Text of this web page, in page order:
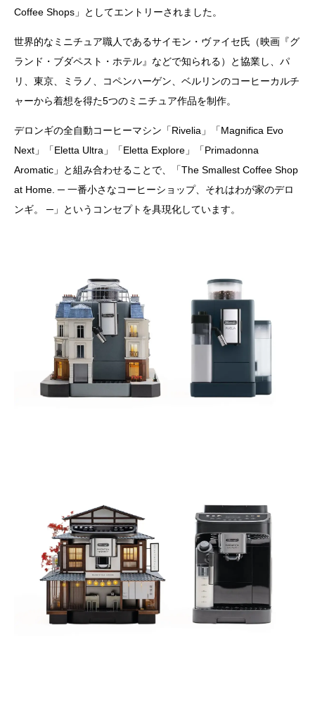
Coffee Shops」としてエントリーされました。
世界的なミニチュア職人であるサイモン・ヴァイセ氏（映画『グ
ランド・ブダペスト・ホテル』などで知られる）と協業し、パ
リ、東京、ミラノ、コペンハーゲン、ベルリンのコーヒーカルチ
ャーから着想を得た5つのミニチュア作品を制作。
デロンギの全自動コーヒーマシン「Rivelia」「Magnifica Evo
Next」「Eletta Ultra」「Eletta Explore」「Primadonna
Aromatic」と組み合わせることで、「The Smallest Coffee Shop
at Home. ─ 一番小さなコーヒーショップ、それはわが家のデロ
ンギ。 ─」というコンセプトを具現化しています。